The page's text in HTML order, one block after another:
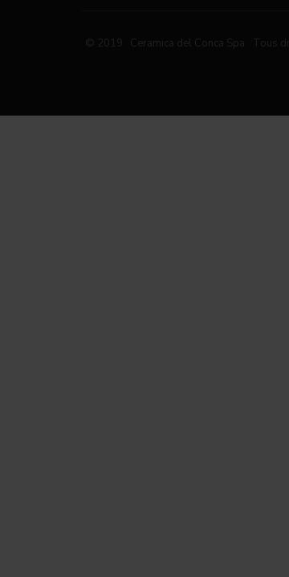
© 2019 Ceramica del Conca Spa Tous